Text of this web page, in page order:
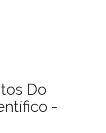
Do
-